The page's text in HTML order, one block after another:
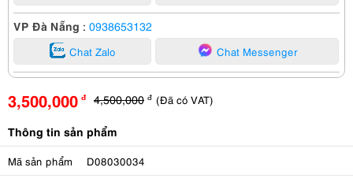
VP Đà Nẵng : 0938653132
Chat Zalo Chat Messenger
3,500,000 đ 4,500,000 đ (Đã có VAT)
Thông tin sản phẩm
Mã sản phẩm D08030034